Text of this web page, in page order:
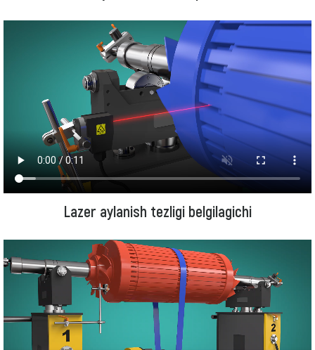
Lazer aylanish tezligi belgilagichi